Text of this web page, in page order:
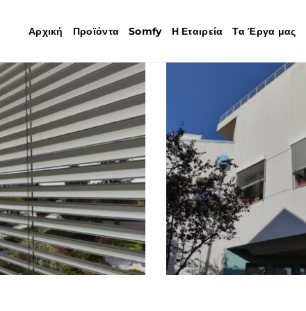
Αρχική Προϊόντα Somfy Η Εταιρεία Τα Έργα μας